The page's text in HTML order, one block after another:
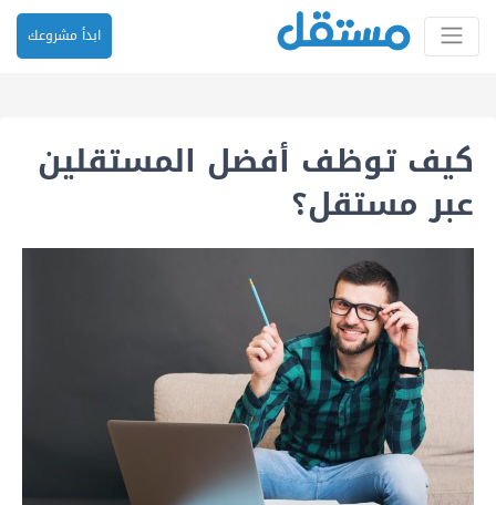
ابدأ مشروعك
كيف توظف أفضل المستقلين
عبر مستقل؟